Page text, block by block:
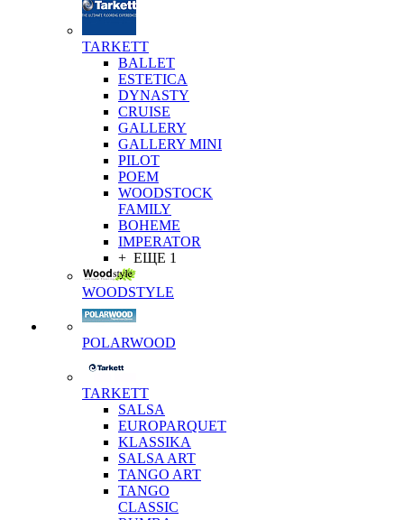
TARKETT
BALLET
ESTETICA
DYNASTY
CRUISE
GALLERY
GALLERY MINI
PILOT
POEM
WOODSTOCK
FAMILY
BOHEME
IMPERATOR
+ ЕЩЕ 1
WOODSTYLE
POLARWOOD
TARKETT
SALSA
EUROPARQUET
KLASSIKA
SALSA ART
TANGO ART
TANGO
CLASSIC